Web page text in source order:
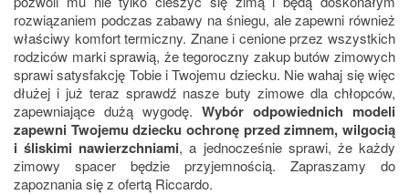
rozwiązaniem podczas zabawy na śniegu, ale zapewni również
właściwy komfort termiczny. Znane i cenione przez wszystkich
rodziców marki sprawią, że tegoroczny zakup butów zimowych
sprawi satysfakcję Tobie i Twojemu dziecku. Nie wahaj się więc
dłużej i już teraz sprawdź nasze buty zimowe dla chłopców,
zapewniające dużą wygodę. Wybór odpowiednich modeli
zapewni Twojemu dziecku ochronę przed zimnem, wilgocią
i śliskimi nawierzchniami, a jednocześnie sprawi, że każdy
zimowy spacer będzie przyjemnością. Zapraszamy do
zapoznania się z ofertą Riccardo.